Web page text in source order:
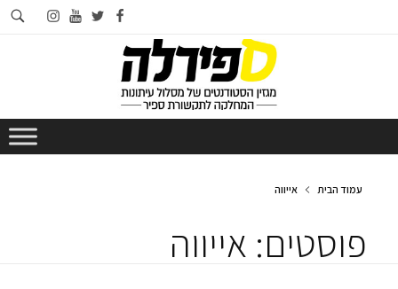
facebook
twitter
youtube
instagram
עמוד הבית אייווה
פוסטים: אייווה